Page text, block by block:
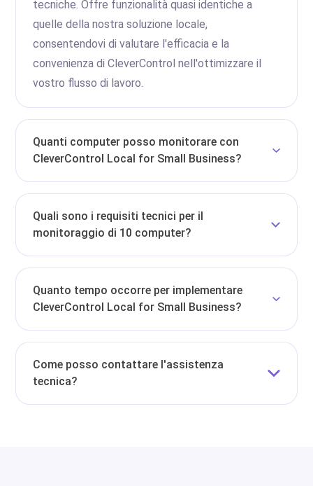
tecniche. Offre funzionalità quasi identiche a
quelle della nostra soluzione locale,
consentendovi di valutare l'efficacia e la
convenienza di CleverControl nell'ottimizzare il
vostro flusso di lavoro.
Quanti computer posso monitorare con
CleverControl Local for Small Business?
Quali sono i requisiti tecnici per il
monitoraggio di 10 computer?
Quanto tempo occorre per implementare
CleverControl Local for Small Business?
Come posso contattare l'assistenza
tecnica?